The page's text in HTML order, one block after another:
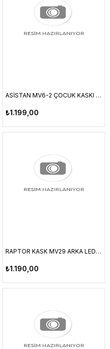
ASİSTAN MV6-2 ÇOCUK KASKI MULTICOLOR XS
₺1.199,00
RAPTOR KASK MV29 ARKA LED LAMBALI FILELI LIME XL BEDEN
₺1.190,00